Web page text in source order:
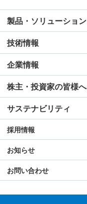
製品・ソリューション
技術情報
企業情報
株主・投資家の皆様へ
サステナビリティ
採用情報
お知らせ
お問い合わせ